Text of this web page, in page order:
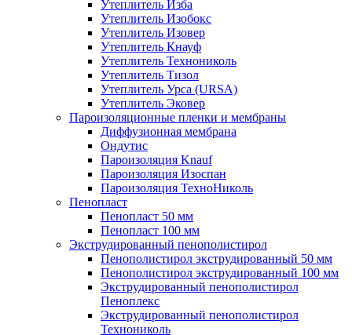
Утеплитель Изба
Утеплитель Изобокс
Утеплитель Изовер
Утеплитель Кнауф
Утеплитель Технониколь
Утеплитель Тизол
Утеплитель Урса (URSA)
Утеплитель Эковер
Пароизоляционные пленки и мембраны
Диффузионная мембрана
Ондутис
Пароизоляция Knauf
Пароизоляция Изоспан
Пароизоляция ТехноНиколь
Пенопласт
Пенопласт 50 мм
Пенопласт 100 мм
Экструдированный пенополистирол
Пенополистирол экструдированный 50 мм
Пенополистирол экструдированный 100 мм
Экструдированный пенополистирол
Пеноплекс
Экструдированный пенополистирол
Технониколь